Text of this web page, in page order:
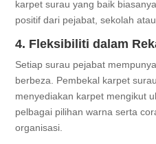
karpet surau yang baik
positif dari pejabat, sekolah
4. Fleksibiliti dalam
Setiap surau pejabat
berbeza. Pembekal karpet
menyediakan karpet mengikut
pelbagai pilihan warna serta
organisasi.